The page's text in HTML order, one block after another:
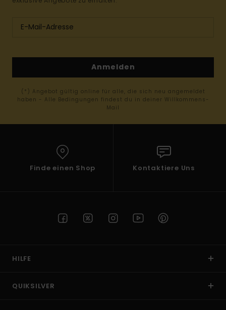
Anmelden
(*) Angebot gültig online für alle, die sich neu angemeldet
haben - Alle Bedingungen findest du in deiner Willkommens-
Mail
Finde einen Shop Kontaktiere Uns
HILFE
QUIKSILVER